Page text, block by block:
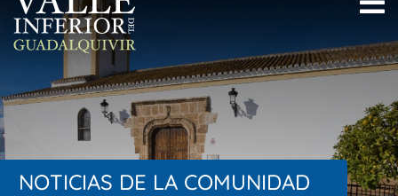
Inicio
La Comunidad
Actualidad
Utilidades
NOTICIAS DE LA COMUNIDAD